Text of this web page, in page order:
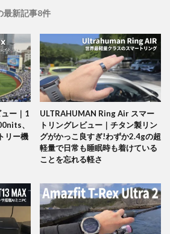
最新記事8件
ー｜1
、
リー機
ULTRAHUMAN Ring Air スマー
トリングレビュー｜チタン製リン
グがかっこ良すぎ!わずか2.4gの超
軽量で日常も睡眠時も着けている
ことを忘れる軽さ